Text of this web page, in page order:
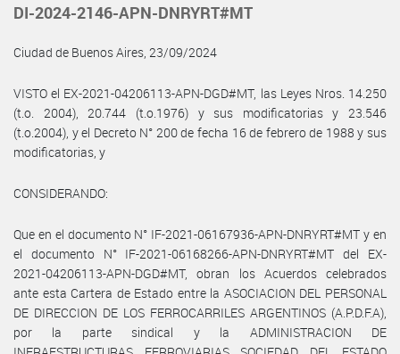
DI-2024-2146-APN-DNRYRT#MT
Ciudad de Buenos Aires, 23/09/2024
VISTO el EX-2021-04206113-APN-DGD#MT, las Leyes Nros. 14.250
(t.o. 2004), 20.744 (t.o.1976) y sus modificatorias y 23.546
(t.o.2004), y el Decreto N° 200 de fecha 16 de febrero de 1988 y sus
modificatorias, y
CONSIDERANDO:
Que en el documento N° IF-2021-06167936-APN-DNRYRT#MT y en
el documento N° IF-2021-06168266-APN-DNRYRT#MT del EX-
2021-04206113-APN-DGD#MT, obran los Acuerdos celebrados
ante esta Cartera de Estado entre la ASOCIACION DEL PERSONAL
DE DIRECCION DE LOS FERROCARRILES ARGENTINOS (A.P.D.F.A),
por la parte sindical y la ADMINISTRACION DE